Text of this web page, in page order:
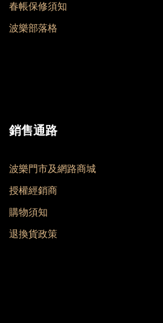
春帳保修須知
波樂部落格
銷售通路
波樂門市及網路商城
授權經銷商
購物須知
退換貨政策